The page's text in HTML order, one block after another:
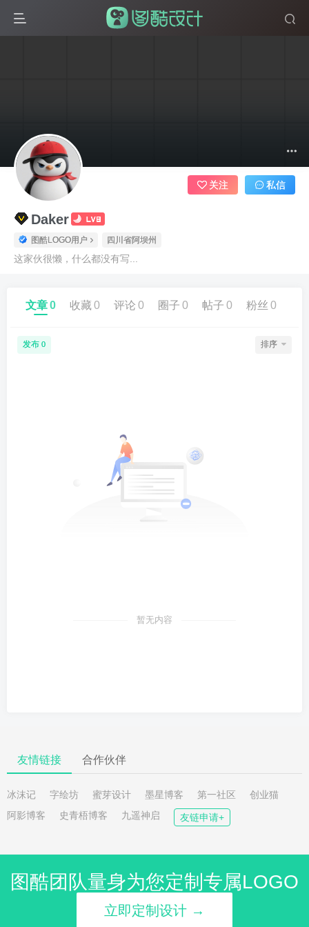
Daker
图酷LOGO用户 四川省阿坝州
这家伙很懒，什么都没有写...
关注 私信
文章0 收藏 0 评论 0 圈子 0 帖子 0 粉丝 0
发布 0 排序
暂无内容
友情链接 合作伙伴
冰沫记 字绘坊 蜜芽设计 墨星博客 第一社区
创业猫
阿影博客
史青梧博客 九遥神启 友链申请+
图酷团队量身为您定制专属LOGO
立即定制设计 →